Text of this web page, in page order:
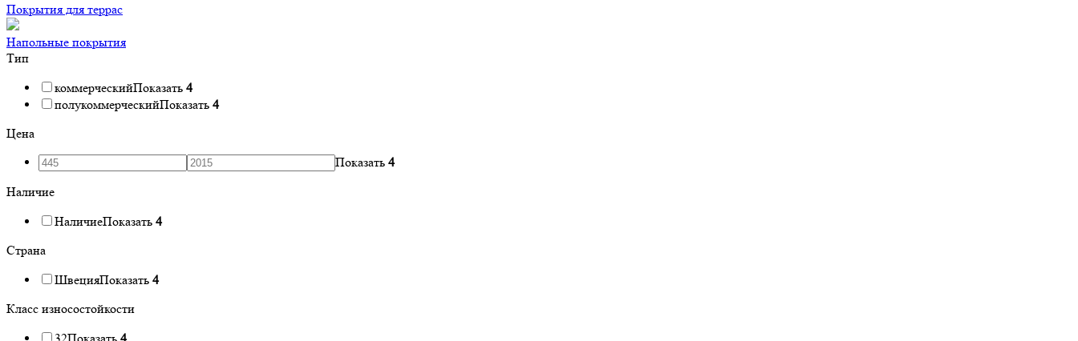
Покрытия для террас
Напольные покрытия
Тип
коммерческийПоказать 4
полукоммерческийПоказать 4
Цена
Показать 4
Наличие
НаличиеПоказать 4
Страна
ШвецияПоказать 4
Класс износостойкости